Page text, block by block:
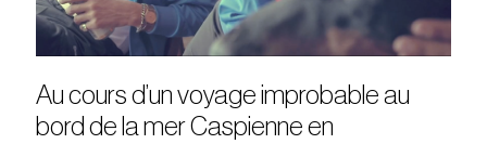
Au cours d’un voyage improbable au
bord de la mer Caspienne en